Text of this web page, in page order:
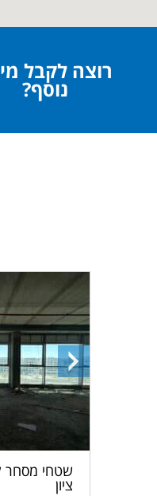
רוצה לקבל
נוסף?
התמונה
הבאה
שטחי
ציון